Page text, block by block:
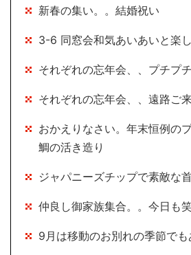
新春の集い。。結婚祝い
3-6 同窓会和気あいあいと楽
それぞれの忘年会、、プチプ
それぞれの忘年会、、遠路ご
おかえりなさい。年末恒例の
鯛の活き造り
ジャパニーズチップで素敵な
仲良し御家族集合。。今日も
9月は移動のお別れの季節でも